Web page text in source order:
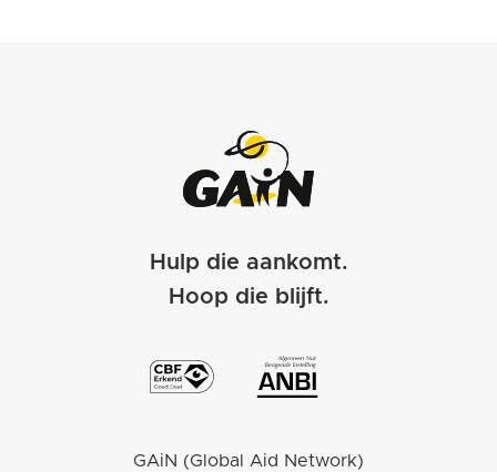
Hulp die aankomt.
Hoop die blijft.
GAiN (Global Aid Network)